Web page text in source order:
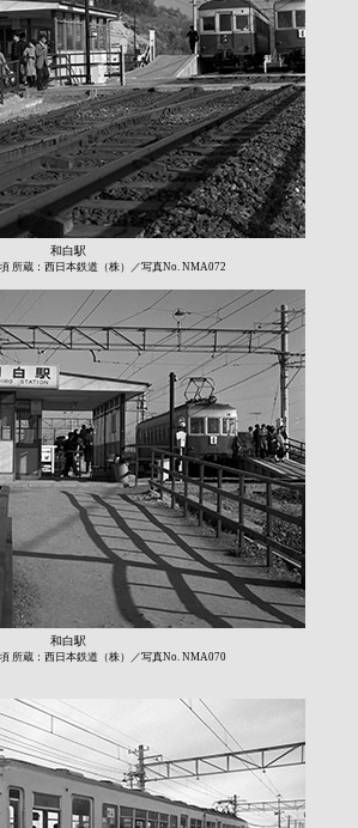
和白駅
所蔵：西日本鉄道（株）／写真No. NMA072
和白駅
所蔵：西日本鉄道（株）／写真No. NMA070